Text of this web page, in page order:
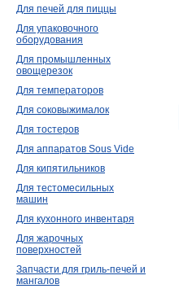
Для печей для пиццы
Для упаковочного
оборудования
Для промышленных
овощерезок
Для температоров
Для соковыжималок
Для тостеров
Для аппаратов Sous Vide
Для кипятильников
Для тестомесильных
машин
Для кухонного инвентаря
Для жарочных
поверхностей
Запчасти для гриль-печей и
мангалов